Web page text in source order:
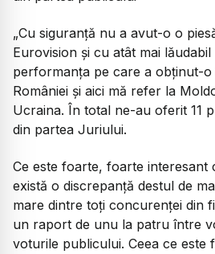
„Cu siguranță nu a avut-o o
Eurovision și cu atât mai
performanța pe care a obținut-o
României și aici mă refer la
Ucraina. În total ne-au oferit 11
din partea Juriului.
Ce este foarte, foarte interesant
există o discrepanță destul de
mare dintre toți concurenței din
un raport de unu la patru între
voturile publicului. Ceea ce este